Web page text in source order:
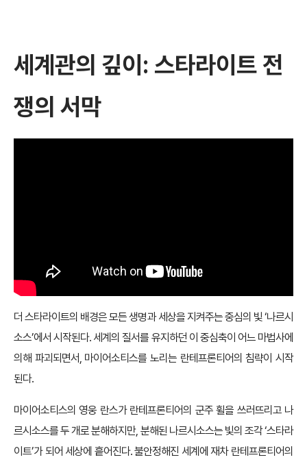
세계관의 깊이: 스타라이트 전
쟁의 서막
더 스타라이트의 배경은 모든 생명과 세상을 지켜주는 중심의 빛 ‘나르시
소스’에서 시작된다. 세계의 질서를 유지하던 이 중심축이 어느 마법사에
의해 파괴되면서, 마이어소티스를 노리는 란테프론티어의 침략이 시작
된다.
마이어소티스의 영웅 란스가 란테프론티어의 군주 휠을 쓰러뜨리고 나
르시소스를 두 개로 분해하지만, 분해된 나르시소스는 빛의 조각 ‘스타라
이트’가 되어 세상에 흩어진다. 불안정해진 세계에 재차 란테프론티어의